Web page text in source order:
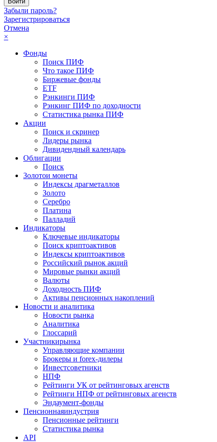
Забыли пароль?
Зарегистрироваться
Отмена
×
Фонды
Поиск ПИФ
Что такое ПИФ
Биржевые фонды
ETF
Рэнкинги ПИФ
Рэнкинг ПИФ по доходности
Статистика рынка ПИФ
Акции
Поиск и скринер
Лидеры рынка
Дивидендный календарь
Облигации
Поиск
Золотои монеты
Индексы драгметаллов
Золото
Серебро
Платина
Палладий
Индикаторы
Ключевые индикаторы
Поиск криптоактивов
Индексы криптоактивов
Российский рынок акций
Мировые рынки акций
Валюты
Доходность ПИФ
Активы пенсионных накоплений
Новости и аналитика
Новости рынка
Аналитика
Глоссарий
Участникирынка
Управляющие компании
Брокеры и forex-дилеры
Инвестсоветники
НПФ
Рейтинги УК от рейтинговых агенств
Рейтинги НПФ от рейтинговых агенств
Эндаумент-фонды
Пенсионнаяиндустрия
Пенсионные рейтинги
Статистика рынка
API